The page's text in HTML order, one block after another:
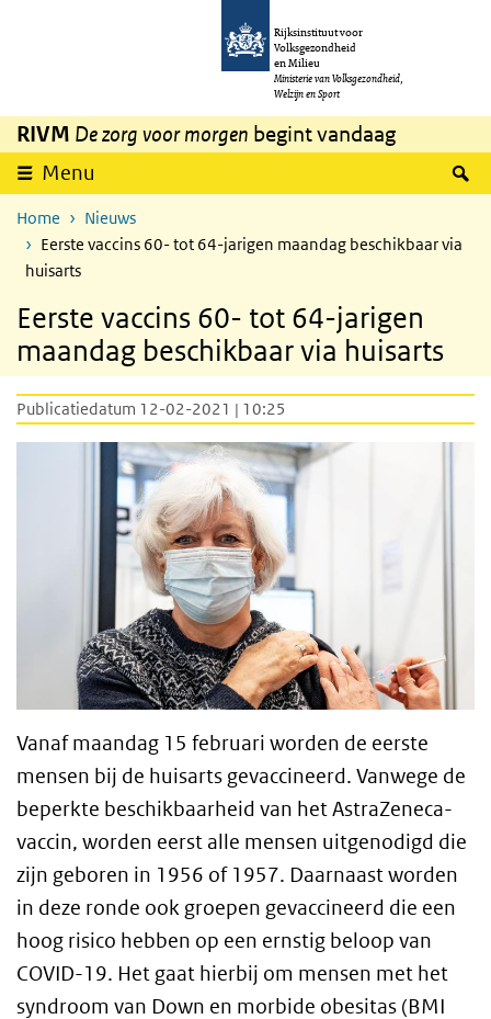
Overslaan en naar de inhoud gaan
Rijksinstituut voor
Volksgezondheid
en Milieu
Ministerie van Volksgezondheid,
Welzijn en Sport
RIVM De zorg voor morgen begint vandaag
Menu
Home
Nieuws
Eerste vaccins 60- tot 64-jarigen maandag beschikbaar via
huisarts
Eerste vaccins 60- tot 64-jarigen
maandag beschikbaar via huisarts
Publicatiedatum 12-02-2021 | 10:25
Vanaf maandag 15 februari worden de eerste
mensen bij de huisarts gevaccineerd. Vanwege de
beperkte beschikbaarheid van het AstraZeneca-
vaccin, worden eerst alle mensen uitgenodigd die
zijn geboren in 1956 of 1957. Daarnaast worden
in deze ronde ook groepen gevaccineerd die een
hoog risico hebben op een ernstig beloop van
COVID-19. Het gaat hierbij om mensen met het
syndroom van Down en morbide obesitas (BMI